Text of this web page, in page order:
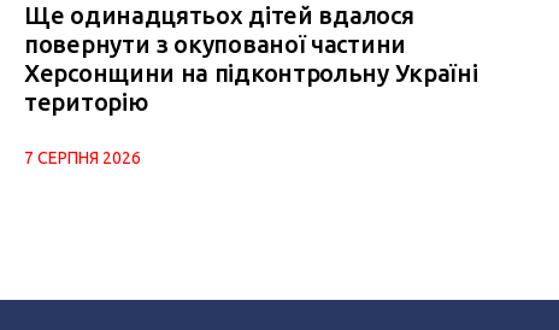
Ще одинадцятьох дітей вдалося
повернути з окупованої частини
Херсонщини на підконтрольну Україні
територію
7 СЕРПНЯ 2026